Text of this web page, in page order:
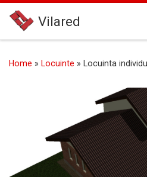
Skip to content
Vilared
Home » Locuinte » Locuinta